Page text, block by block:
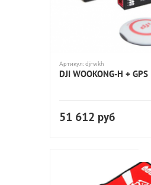
Артикул:dji-wkh
DJI WOOKONG-H + GPS
51 612 руб